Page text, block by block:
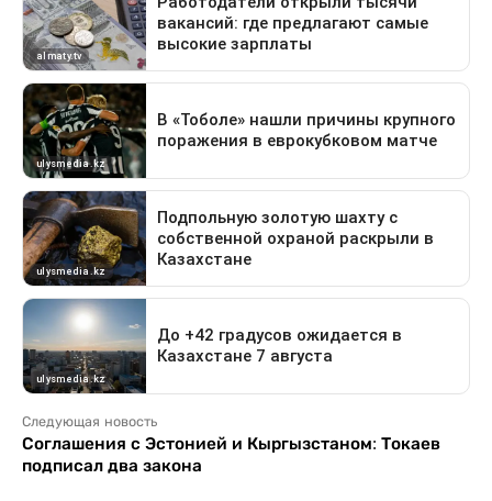
Следующая новость
Соглашения с Эстонией и Кыргызстаном: Токаев
подписал два закона